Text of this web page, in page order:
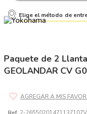
Elige el método de
Paquete de 2
GEOLANDAR CV